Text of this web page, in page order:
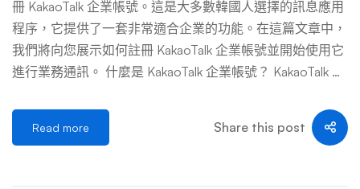
效果，甚至您的語氣，都應該像是為韓國人精心製作的，而
不是為他們翻譯的。 什麼才是真正的「頂級」韓國數位行
銷機構？ 那麼，如何區分那些 […] …
冊 KakaoTalk 企業帳號。這是大多數韓國人選擇的訊息應用
程序，它提供了一套非常適合企業的功能。在這篇文章中，
我們將向您展示如何註冊 KakaoTalk 企業帳號並開始使用它
進行業務通訊。 什麼是 KakaoTalk 企業帳號？ KakaoTalk 是
的功能。它允許用戶發送和接收訊息、照片、視訊和語音訊
息。雖然該應用程式主要用於個人通信，但它還為想要將該
Read more Share this post